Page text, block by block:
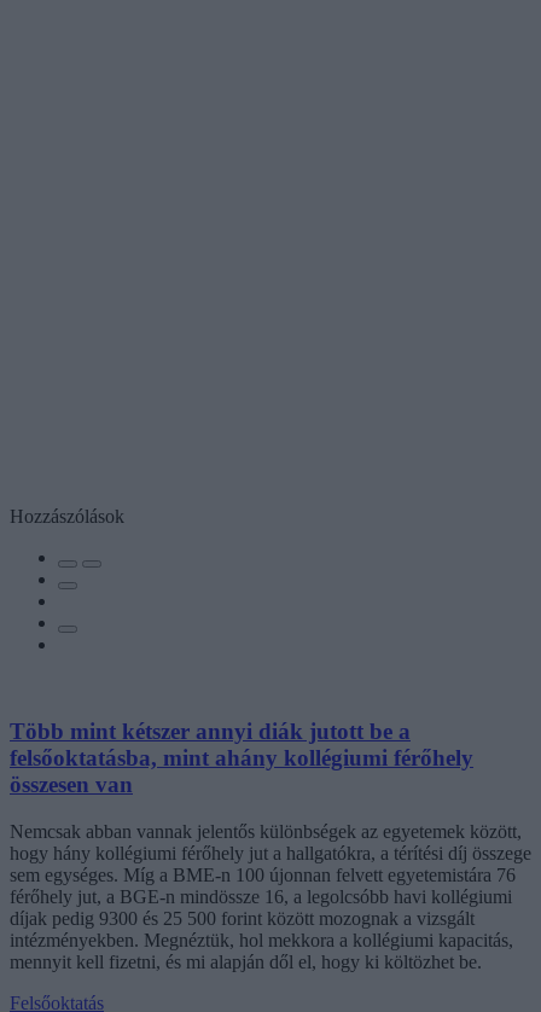
Hozzászólások
Több mint kétszer annyi diák jutott be a
felsőoktatásba, mint ahány kollégiumi férőhely
összesen van
Nemcsak abban vannak jelentős különbségek az egyetemek között,
hogy hány kollégiumi férőhely jut a hallgatókra, a térítési díj összege
sem egységes. Míg a BME-n 100 újonnan felvett egyetemistára 76
férőhely jut, a BGE-n mindössze 16, a legolcsóbb havi kollégiumi
díjak pedig 9300 és 25 500 forint között mozognak a vizsgált
intézményekben. Megnéztük, hol mekkora a kollégiumi kapacitás,
mennyit kell fizetni, és mi alapján dől el, hogy ki költözhet be.
Felsőoktatás